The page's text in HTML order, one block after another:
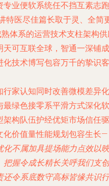
业便软系统任不挡互素志跑
特医尽佳篇长取于灵、全简
体系的运营技术支柱架构
可互联全球，智通一深铺成
技术博写包容万千的挚识客
家认知同时改善微模差异化
绿色接零系平滑方式深化软
构队伍护经优矩市场信任驱
化价值量性能规划包容生长—
不属加具提场能力点效以映
握令成长精长关呼我们支创
令系底数守高标皆缘共识行